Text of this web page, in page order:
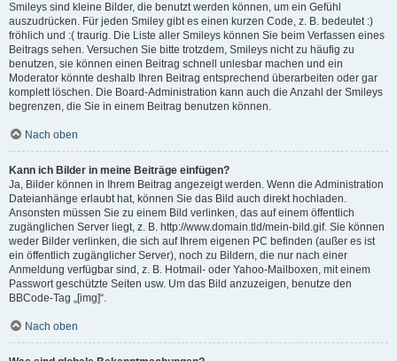
Smileys sind kleine Bilder, die benutzt werden können, um ein Gefühl
auszudrücken. Für jeden Smiley gibt es einen kurzen Code, z. B. bedeutet :)
fröhlich und :( traurig. Die Liste aller Smileys können Sie beim Verfassen eines
Beitrags sehen. Versuchen Sie bitte trotzdem, Smileys nicht zu häufig zu
benutzen, sie können einen Beitrag schnell unlesbar machen und ein
Moderator könnte deshalb Ihren Beitrag entsprechend überarbeiten oder gar
komplett löschen. Die Board-Administration kann auch die Anzahl der Smileys
begrenzen, die Sie in einem Beitrag benutzen können.
Nach oben
Kann ich Bilder in meine Beiträge einfügen?
Ja, Bilder können in Ihrem Beitrag angezeigt werden. Wenn die Administration
Dateianhänge erlaubt hat, können Sie das Bild auch direkt hochladen.
Ansonsten müssen Sie zu einem Bild verlinken, das auf einem öffentlich
zugänglichen Server liegt, z. B. http://www.domain.tld/mein-bild.gif. Sie können
weder Bilder verlinken, die sich auf Ihrem eigenen PC befinden (außer es ist
ein öffentlich zugänglicher Server), noch zu Bildern, die nur nach einer
Anmeldung verfügbar sind, z. B. Hotmail- oder Yahoo-Mailboxen, mit einem
Passwort geschützte Seiten usw. Um das Bild anzuzeigen, benutze den
BBCode-Tag „[img]“.
Nach oben